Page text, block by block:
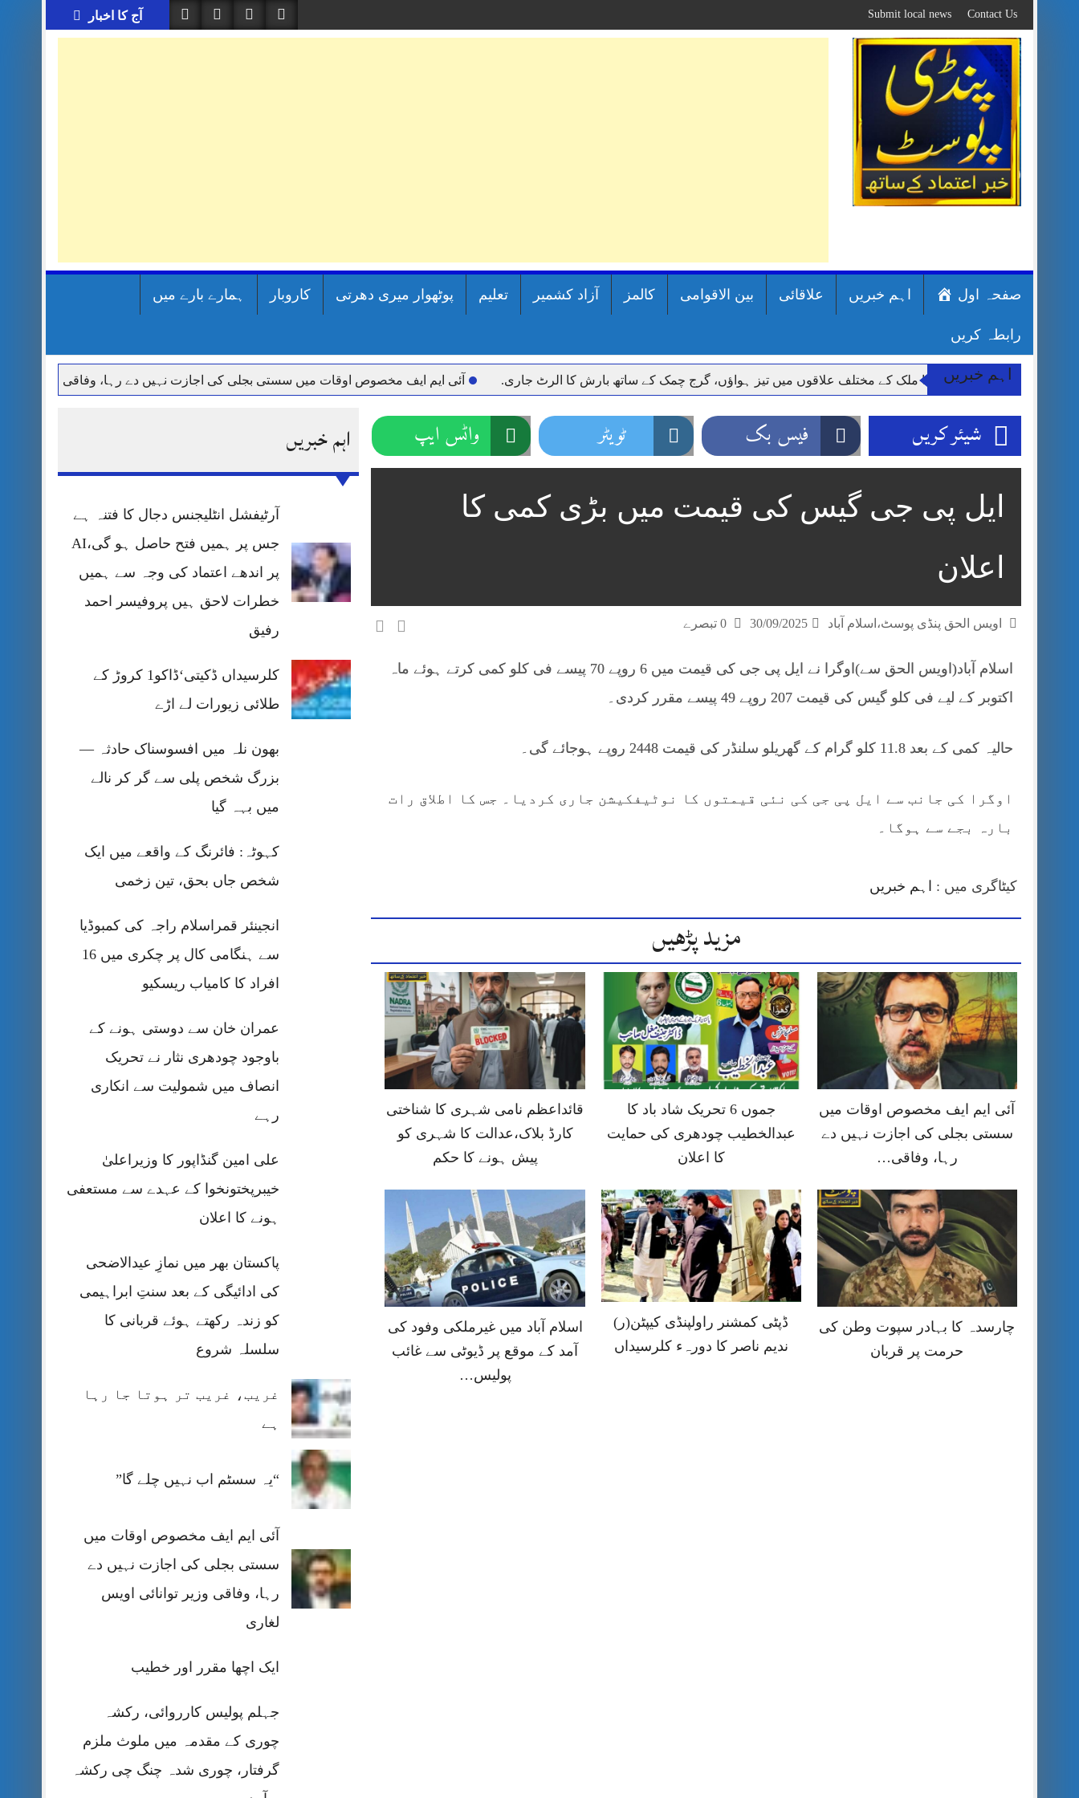
to
content
آج کا اخبار Contact Us
Submit local news
صفحہ اول اہم خبریں علاقائی بین الاقوامی کالمز آزاد کشمیر تعلیم پوٹھوار میری دھرتی کاروبار ہمارے بارے میں
رابطہ کریں
اہم خبریں
محکمہ موسمیات کا ملک کے مختلف علاقوں میں تیز ہواؤں، گرج چمک کے ساتھ بارش کا الرٹ جاری. آئی ایم ایف مخصوص اوقات میں سستی بجلی کی اجازت نہیں دے رہا، وفاقی وزیر توانائی اویس
اہم خبریں
آرٹیفشل انٹلیجنس دجال کا فتنہ ہے
جس پر ہمیں فتح حاصل ہو گی،AI
پر اندھے اعتماد کی وجہ سے ہمیں
خطرات لاحق ہیں پروفیسر احمد
رفیق
کلرسیداں ڈکیتی‘ڈاکو1 کروڑ کے
طلائی زیورات لے اڑے
بھون نلہ میں افسوسناک حادثہ —
بزرگ شخص پلی سے گر کر نالے
میں بہہ گیا
کہوٹہ: فائرنگ کے واقعے میں ایک
شخص جاں بحق، تین زخمی
انجینئر قمراسلام راجہ کی کمبوڈیا
سے ہنگامی کال پر چکری میں 16
افراد کا کامیاب ریسکیو
عمران خان سے دوستی ہونے کے
باوجود چودھری نثار نے تحریک
انصاف میں شمولیت سے انکاری
رہے
علی امین گنڈاپور کا وزیراعلیٰ
خیبرپختونخوا کے عہدے سے مستعفی
ہونے کا اعلان
پاکستان بھر میں نمازِ عیدالاضحی
کی ادائیگی کے بعد سنتِ ابراہیمی
کو زندہ رکھتے ہوئے قربانی کا
سلسلہ شروع
غریب، غریب تر ہوتا جا رہا
ہے
“یہ سسٹم اب نہیں چلے گا”
آئی ایم ایف مخصوص اوقات میں
سستی بجلی کی اجازت نہیں دے
رہا، وفاقی وزیر توانائی اویس
لغاری
ایک اچھا مقرر اور خطیب
جہلم پولیس کارروائی، رکشہ
چوری کے مقدمہ میں ملوث ملزم
گرفتار، چوری شدہ چنگ چی رکشہ
شیئر کریں فیس بک ٹویٹر واٹس ایپ
ایل پی جی گیس کی قیمت میں بڑی کمی کا
اعلان
اویس الحق پنڈی پوسٹ،اسلام آباد 30/09/2025
اسلام آباد(اویس الحق سے)اوگرا نے ایل پی جی کی قیمت میں 6 روپے 70 پیسے فی کلو کمی کرتے ہوئے ماہ
اکتوبر کے لیے فی کلو گیس کی قیمت 207 روپے 49 پیسے مقرر کردی۔
حالیہ کمی کے بعد 11.8 کلو گرام کے گھریلو سلنڈر کی قیمت 2448 روپے ہوجائے گی۔
اوگرا کی جانب سے ایل پی جی کی نئی قیمتوں کا نوٹیفکیشن جاری کردیا۔ جس کا اطلاق رات
بارہ بجے سے ہوگا۔
کیٹاگری میں : اہم خبریں
مزید پڑھیں
آئی ایم ایف مخصوص اوقات میں
سستی بجلی کی اجازت نہیں دے
رہا، وفاقی…
جموں 6 تحریک شاد باد کا
عبدالخطیب چودھری کی حمایت
کا اعلان
قائداعظم نامی شہری کا شناختی
کارڈ بلاک،عدالت کا شہری کو
پیش ہونے کا حکم
چارسدہ کا بہادر سپوت وطن کی
حرمت پر قربان
ڈپٹی کمشنر راولپنڈی کیپٹن(ر)
ندیم ناصر کا دورہء کلرسیداں
اسلام آباد میں غیرملکی وفود کی
آمد کے موقع پر ڈیوٹی سے غائب
پولیس…